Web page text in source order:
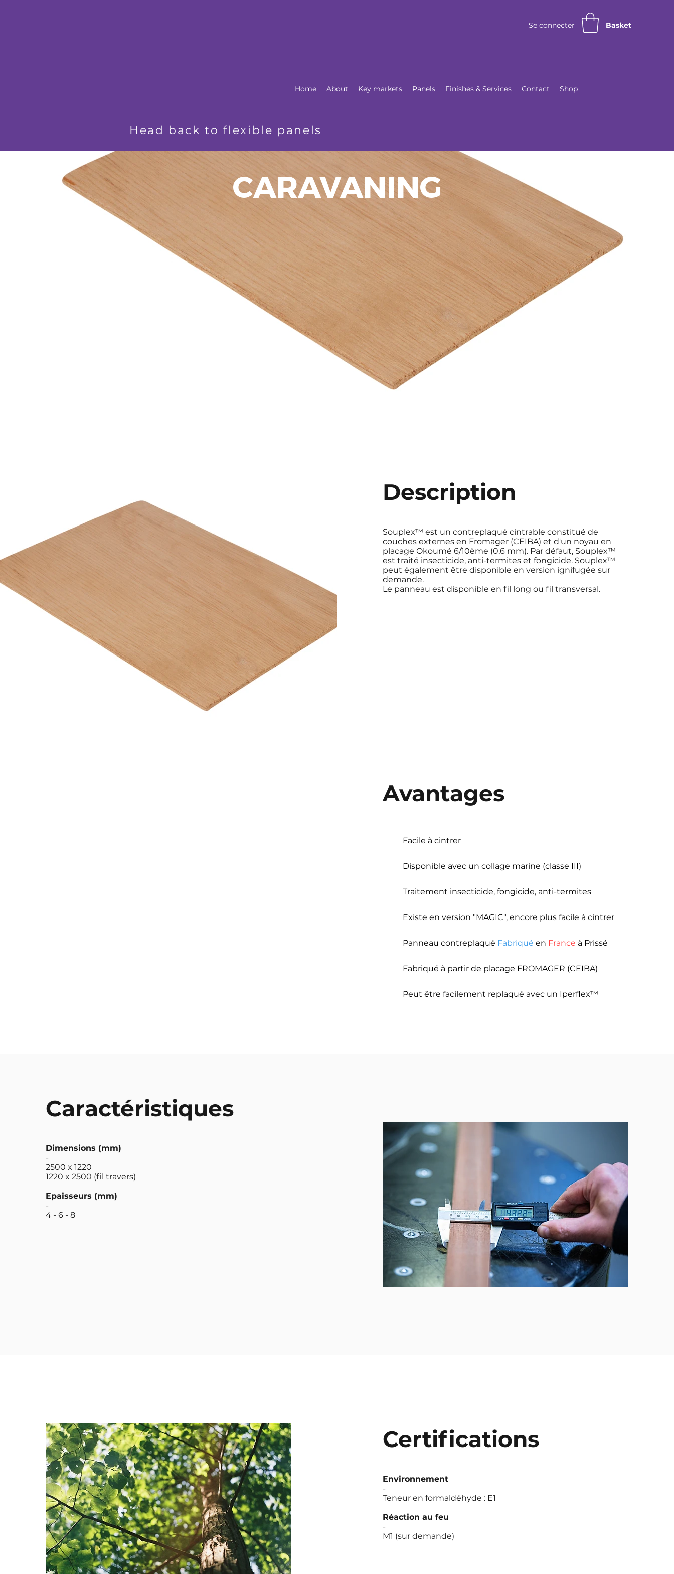
Se connecter Basket
Home About Key markets Panels Finishes & Services Contact Shop
Head back to flexible panels
CARAVANING
Description
Souplex™ est un contreplaqué cintrable constitué de
couches externes en Fromager (CEIBA) et d'un noyau en
placage Okoumé 6/10ème (0,6 mm). Par défaut, Souplex™
est traité insecticide, anti-termites et fongicide. Souplex™
peut également être disponible en version ignifugée sur
demande.
Le panneau est disponible en fil long ou fil transversal.
Avantages
Facile à cintrer
Disponible avec un collage marine (classe III)
Traitement insecticide, fongicide, anti-termites
Existe en version "MAGIC", encore plus facile à cintrer
Panneau contreplaqué Fabriqué en France à Prissé
Fabriqué à partir de placage FROMAGER (CEIBA)
Peut être facilement replaqué avec un Iperflex™
Caractéristiques
Dimensions (mm)
-
2500 x 1220
1220 x 2500 (fil travers)
Epaisseurs (mm)
-
4 - 6 - 8
Certifications
Environnement
-
Teneur en formaldéhyde : E1
Réaction au feu
-
M1 (sur demande)